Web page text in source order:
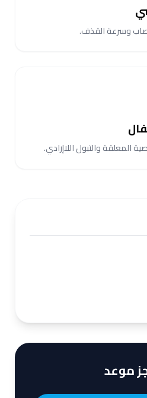
وسرعة القذف.
المعلقة والتبول اللاإرادي.
موعد